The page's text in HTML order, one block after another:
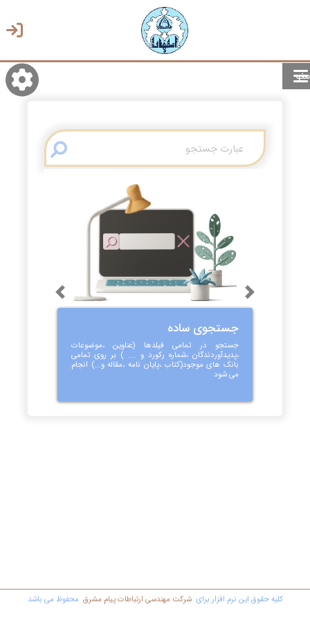
منو
انتخاب زبان
جستجوی ساده
جستجو در تمامی فیلدها (عناوین ،موضوعات
،پدیدآوردندگان ،شماره رکورد و .... ) بر روی تمامی
بانک های موجود(کتاب ،پایان نامه ،مقاله و...) انجام
می شود
Previous Next
کليه حقوق اين نرم افزار برای شرکت مهندسي ارتباطات پیام مشرق محفوظ مي باشد